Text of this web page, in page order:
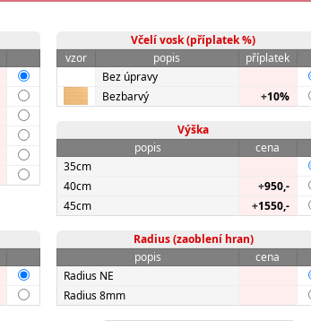
Včelí vosk (příplatek %)
vzor
popis
příplatek
Bez úpravy
Bezbarvý
+10%
Výška
popis
cena
35cm
40cm
+950,-
45cm
+1550,-
Radius (zaoblení hran)
popis
cena
Radius NE
Radius 8mm